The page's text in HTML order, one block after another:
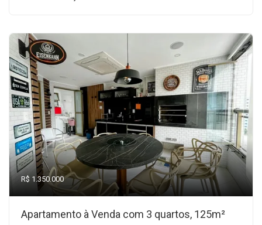
R$ 1.350.000
Apartamento à Venda com 3 quartos, 125m²